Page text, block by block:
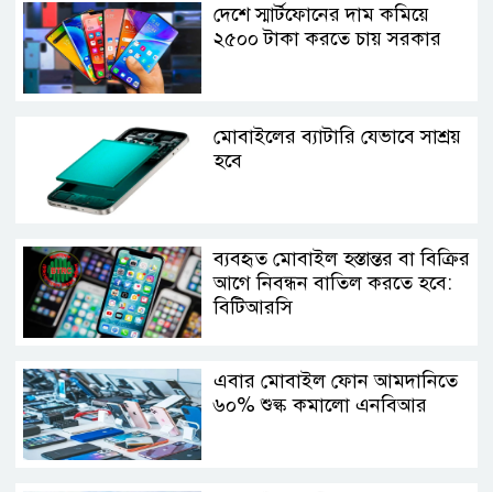
দেশে স্মার্টফোনের দাম কমিয়ে
২৫০০ টাকা করতে চায় সরকার
মোবাইলের ব্যাটারি যেভাবে সাশ্রয়
হবে
ব্যবহৃত মোবাইল হস্তান্তর বা বিক্রির
আগে নিবন্ধন বাতিল করতে হবে:
বিটিআরসি
এবার মোবাইল ফোন আমদানিতে
৬০% শুল্ক কমালো এনবিআর